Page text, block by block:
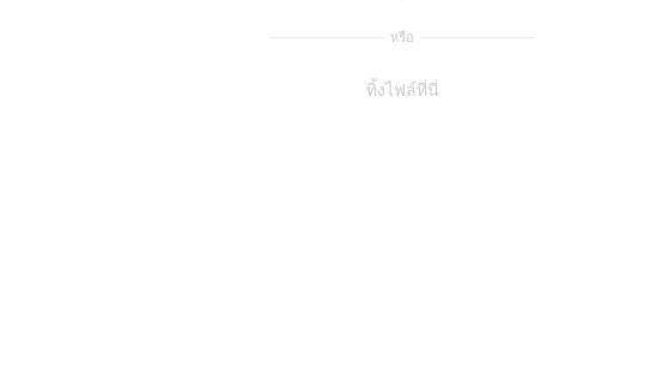
หรือ
ทิ้งไฟล์ที่นี่